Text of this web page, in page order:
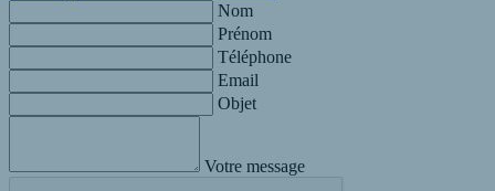
Nom
Prénom
Téléphone
Email
Objet
Votre message